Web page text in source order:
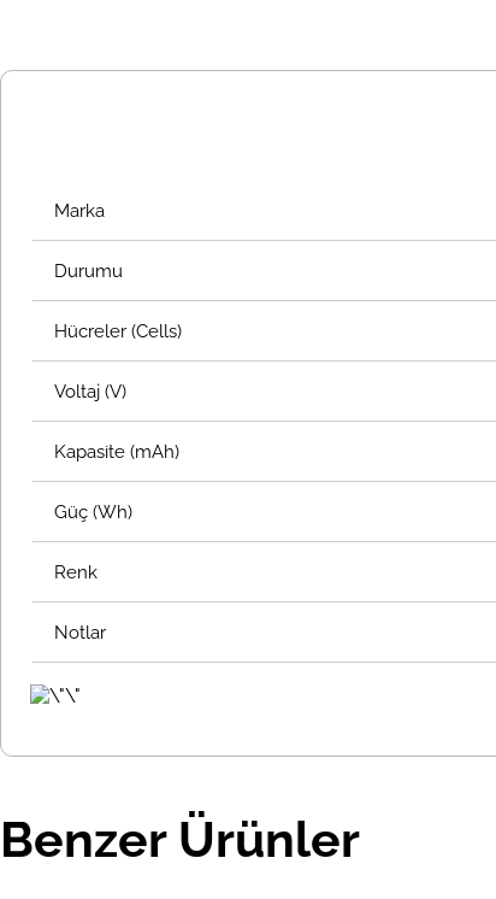
Marka
Durumu
Hücreler (Cells)
Voltaj (V)
Kapasite (mAh)
Güç (Wh)
Renk
Notlar
Benzer Ürünler